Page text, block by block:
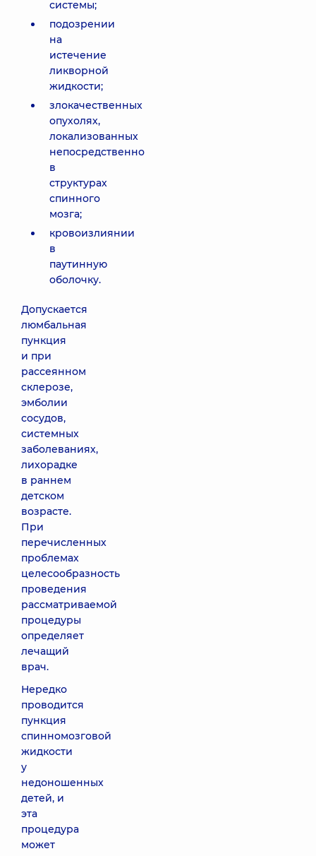
системы;
подозрении
на
истечение
ликворной
жидкости;
злокачественных
опухолях,
локализованных
непосредственно
в
структурах
спинного
мозга;
кровоизлиянии
в
паутинную
оболочку.
Допускается
люмбальная
пункция
и при
рассеянном
склерозе,
эмболии
сосудов,
системных
заболеваниях,
лихорадке
в раннем
детском
возрасте.
При
перечисленных
проблемах
целесообразность
проведения
рассматриваемой
процедуры
определяет
лечащий
врач.
Нередко
проводится
пункция
спинномозговой
жидкости
у
недоношенных
детей, и
эта
процедура
может